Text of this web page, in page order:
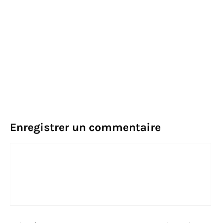
Enregistrer un commentaire